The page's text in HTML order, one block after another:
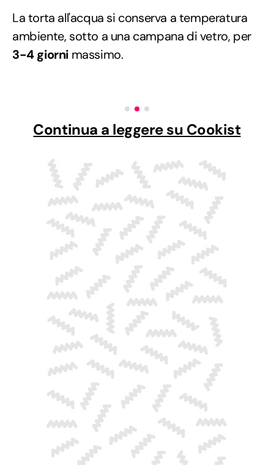
La torta all'acqua si conserva a temperatura
ambiente, sotto a una campana di vetro, per
3-4 giorni massimo.
Continua a leggere su Cookist